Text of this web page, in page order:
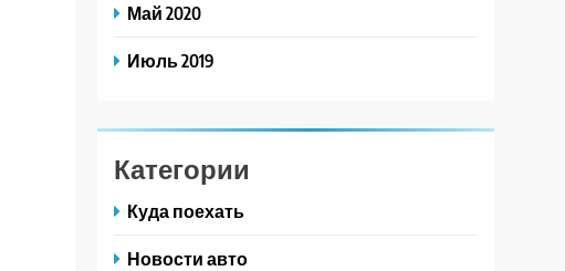
Май 2020
Июль 2019
Категории
Куда поехать
Новости авто